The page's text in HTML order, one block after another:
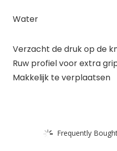
Water
Verzacht de druk op de
Ruw profiel voor extra
Makkelijk te verplaatsen
Frequently